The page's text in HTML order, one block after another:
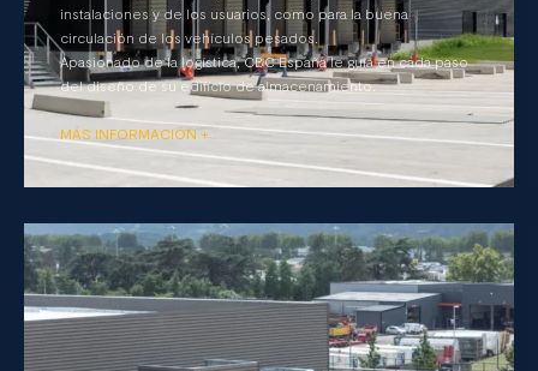
instalaciones y de los usuarios, como para la buena
circulación de los vehículos pesados.
Apasionado de la logística, CBC España le guía en cada paso
del diseño de su edificio de almacenamiento.
MÁS INFORMACIÓN +